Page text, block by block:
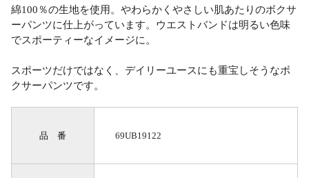
綿100％の生地を使用。やわらかくやさしい肌あたりのボクサ
ーパンツに仕上がっています。ウエストバンドは明るい色味
でスポーティーなイメージに。
スポーツだけではなく、デイリーユースにも重宝しそうなボ
クサーパンツです。
品 番 69UB19122